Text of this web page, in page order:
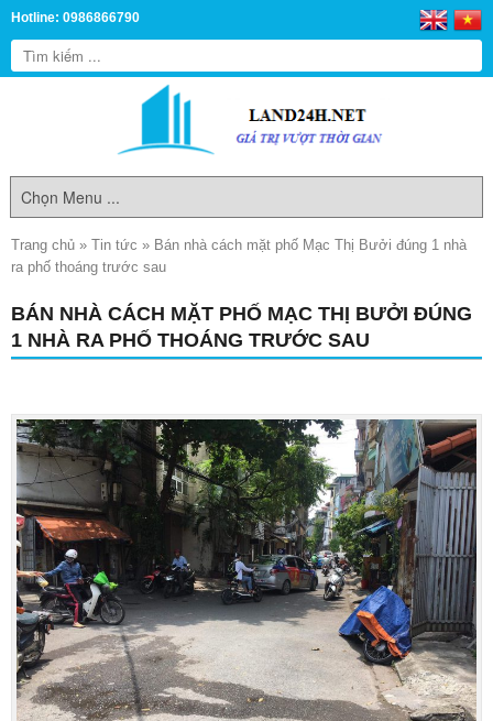
Hotline: 0986866790
Trang chủ » Tin tức » Bán nhà cách mặt phố Mạc Thị Bưởi đúng 1 nhà
ra phố thoáng trước sau
BÁN NHÀ CÁCH MẶT PHỐ MẠC THỊ BƯỞI ĐÚNG
1 NHÀ RA PHỐ THOÁNG TRƯỚC SAU